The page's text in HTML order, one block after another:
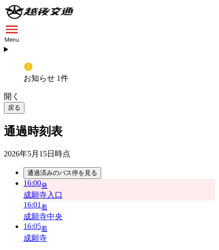
お知らせ 1件
開く
戻る
通過時刻表
2026年5月15日 時点
通過済みのバス停を見る
16:00発
成願寺入口
16:01 着
成願寺中央
16:05着
成願寺